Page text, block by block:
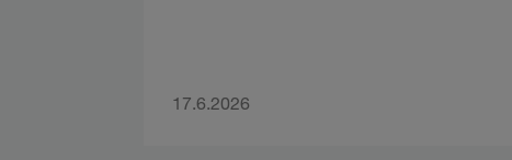
17.6.2026